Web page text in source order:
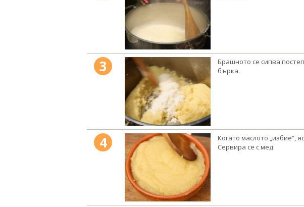
3
Брашното се сипва
бърка.
4
Когато маслото „избие“,
Сервира се с мед.